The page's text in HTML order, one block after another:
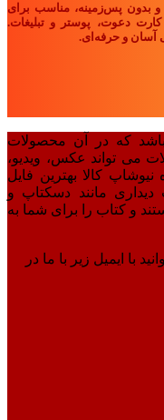
بدون پس‌زمینه، مناسب برای
کارت دعوت، پوستر و تبلیغات.
آسان و حرفه‌ای.
که در آن محصولات
می تواند عکس، ویدیو،
کالا بهترین فایل
مانند دسکتاپ و
و کتاب را برای شما به
با ایمیل زیر با ما در